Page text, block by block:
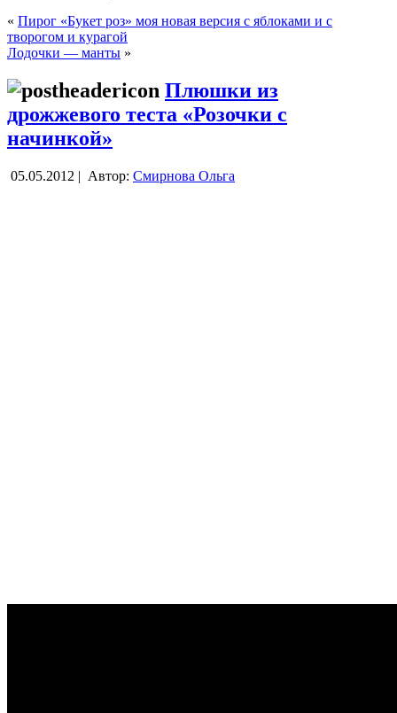
« Пирог «Букет роз» моя новая версия с яблоками и с
творогом и курагой
Лодочки — манты »
Плюшки из
дрожжевого теста «Розочки с
начинкой»
05.05.2012 | Автор: Смирнова Ольга